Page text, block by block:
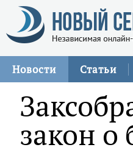
Новости Статьи
закон о